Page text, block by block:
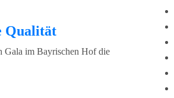
Qualität
Gala im Bayrischen Hof die